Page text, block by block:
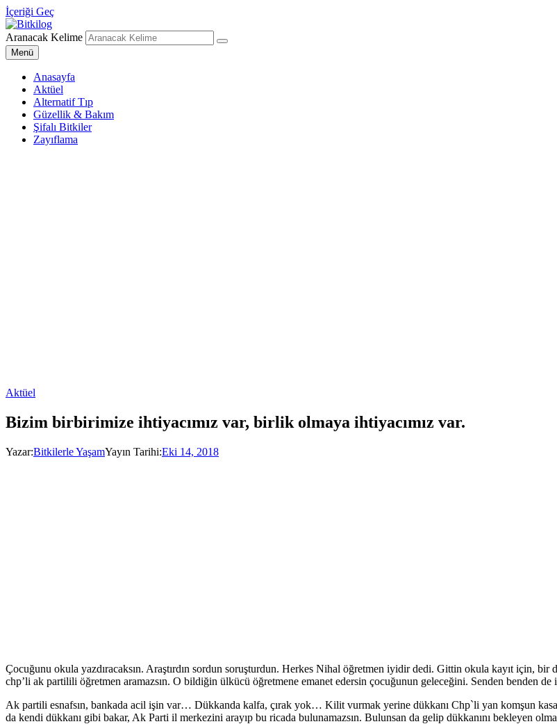
İçeriği Geç
Bitkilog
Sağlıklı Beslenme Uzmanı
Aranacak Kelime
Menü
Anasayfa
Aktüel
Alternatif Tıp
Güzellik & Bakım
Şifalı Bitkiler
Zayıflama
Aktüel
Bizim birbirimize ihtiyacımız var, birlik olmaya ihtiyacımız var.
Yazar:Bitkilerle YaşamYayın Tarihi:Eki 14, 2018
Çocuğunu okula yazdıracaksın. Araştırdın sordun soruşturdun. Herkes Nihal öğretmen iyidir dedi. Gittin okula kayıt için,
chp’li ak partilili öğretmen aramazsın. O bildiğin ülkücü öğretmene emanet edersin çocuğunun geleceğini. Senden benden
Ak partili esnafsın, bankada acil işin var… Dükkanda kalfa, çırak yok… Kilit vurmak yerine dükkanı Chp`li yan komşun
da kendi dükkanı gibi bakar, Ak Parti il merkezini arayıp bu ricada bulunamazsın. Bulunsan da gelip dükkanını bekleyen